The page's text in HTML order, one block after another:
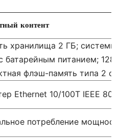
контент
хранилища 2 ГБ;
батарейным питанием;
флэш-память типа 2 с
Ethernet 10/100T IEEE
потребление